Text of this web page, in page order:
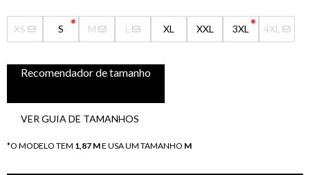
XS S M L XL XXL 3XL 4XL
Recomendador de tamanho
VER GUIA DE TAMANHOS
*O MODELO TEM 1,87 ME USA UM TAMANHO M